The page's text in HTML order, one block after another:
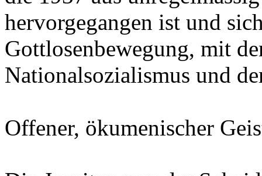
hervorgegangen ist und
Gottlosenbewegung, mit
Nationalsozialismus und
Offener, ökumenischer